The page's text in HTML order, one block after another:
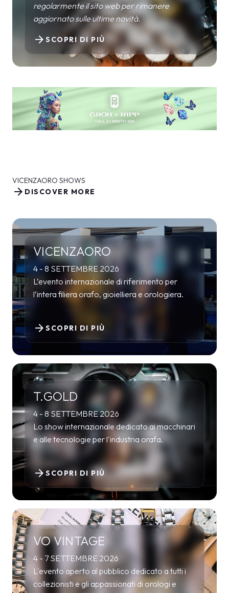
regolarmente il sito web per rimanere
aggiornato sulle ultime novità.
SCOPRI DI PIÙ
arrow_forward
VICENZAORO SHOWS
DISCOVER MORE
arrow_forward
VICENZAORO
4 - 8 SETTEMBRE 2026
L’evento internazionale di riferimento per
l’intera filiera orafo, gioielliera e orologiera.
SCOPRI DI PIÙ
arrow_forward
T.GOLD
4 - 8 SETTEMBRE 2026
Lo show internazionale dedicato ai macchinari
e alle tecnologie per l'industria orafa.
SCOPRI DI PIÙ
arrow_forward
VO VINTAGE
4 - 7 SETTEMBRE 2026
L'evento aperto al pubblico dedicato a tutti i
collezionisti e gli appassionati di orologi e